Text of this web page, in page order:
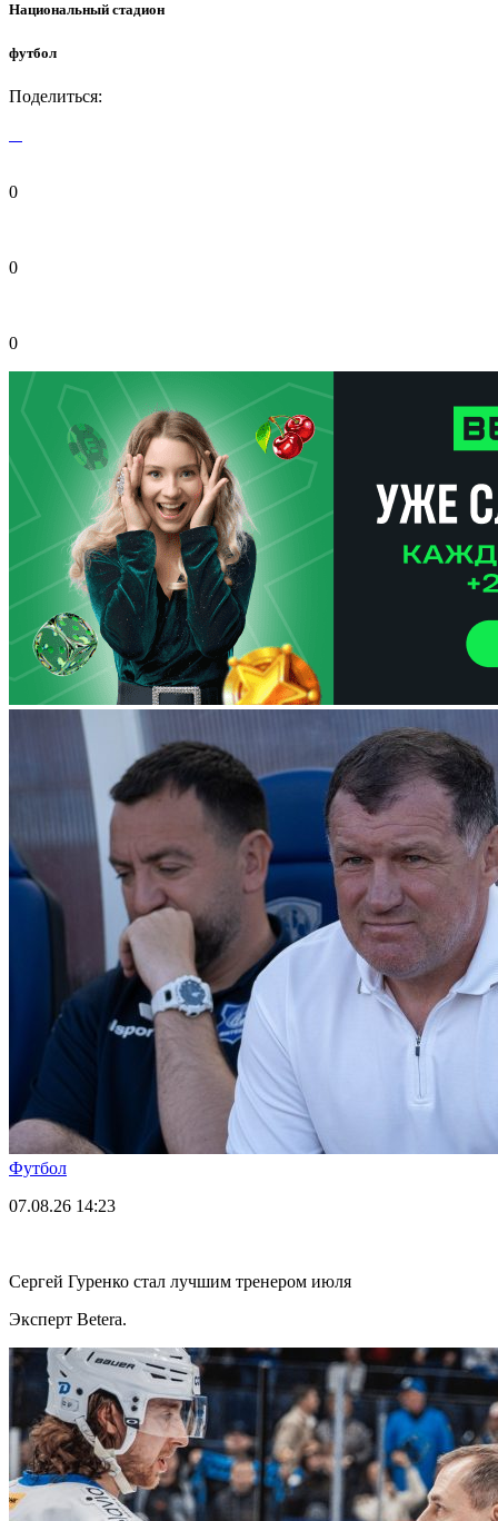
Национальный стадион
футбол
Поделиться:
0
0
0
Футбол
07.08.26 14:23
Сергей Гуренко стал лучшим тренером июля
Эксперт Betera.